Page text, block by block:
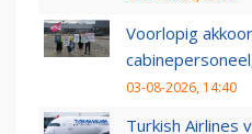
Voorlopig
03-08-2026, 14:40
Turkish Airlines